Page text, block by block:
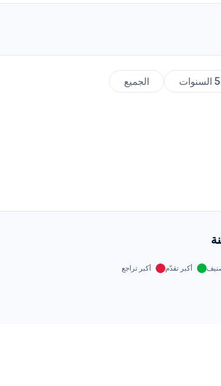
5 السنوات الجميع
أكبر تقدّم أكبر تراجع